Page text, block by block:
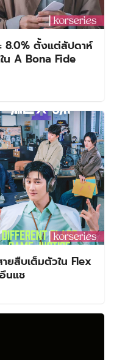
8.0% ตั้งแต่สัปดาห์
น A Bona Fide
ยสืบเต็มตัวใน Flex
นแช